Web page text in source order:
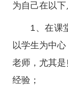
为自己在以下
1、在课
以学生为中
老师，尤其
经验；